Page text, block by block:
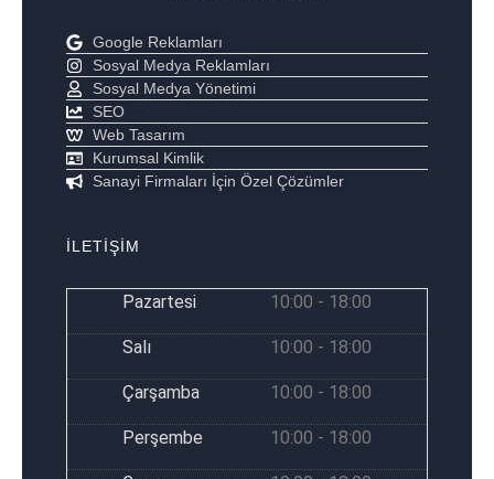
Google Reklamları
Sosyal Medya Reklamları
Sosyal Medya Yönetimi
SEO
Web Tasarım
Kurumsal Kimlik
Sanayi Firmaları İçin Özel Çözümler
İLETİŞİM
Pazartesi 10:00 - 18:00
Salı 10:00 - 18:00
Çarşamba 10:00 - 18:00
Perşembe 10:00 - 18:00